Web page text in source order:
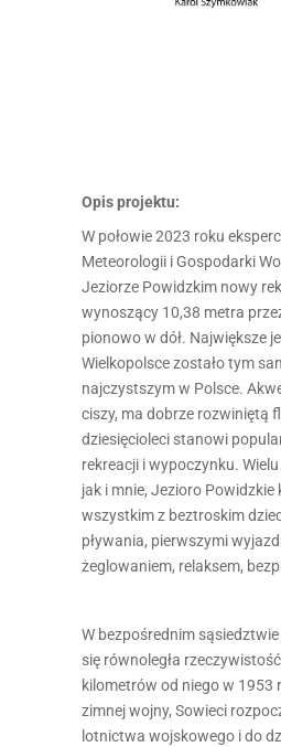
Opis projektu:
W połowie 2023 roku
Meteorologii i Gospodarki
Jeziorze Powidzkim nowy
wynoszący 10,38 metra
pionowo w dół. Największe
Wielkopolsce zostało tym
najczystszym w Polsce.
ciszy, ma dobrze rozwiniętą
dziesięcioleci stanowi
rekreacji i wypoczynku.
jak i mnie, Jezioro Powidzkie
wszystkim z beztroskim
pływania, pierwszymi
żeglowaniem, relaksem,
W bezpośrednim
się równoległa
kilometrów od niego w 1953
zimnej wojny, Sowieci
lotnictwa wojskowego i do